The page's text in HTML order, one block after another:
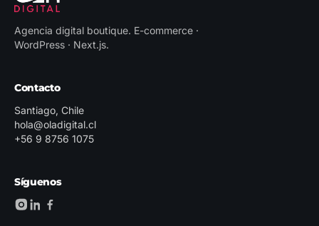
Agencia digital boutique. E-commerce ·
WordPress · Next.js.
Contacto
Santiago, Chile
hola@oladigital.cl
+56 9 8756 1075
Síguenos